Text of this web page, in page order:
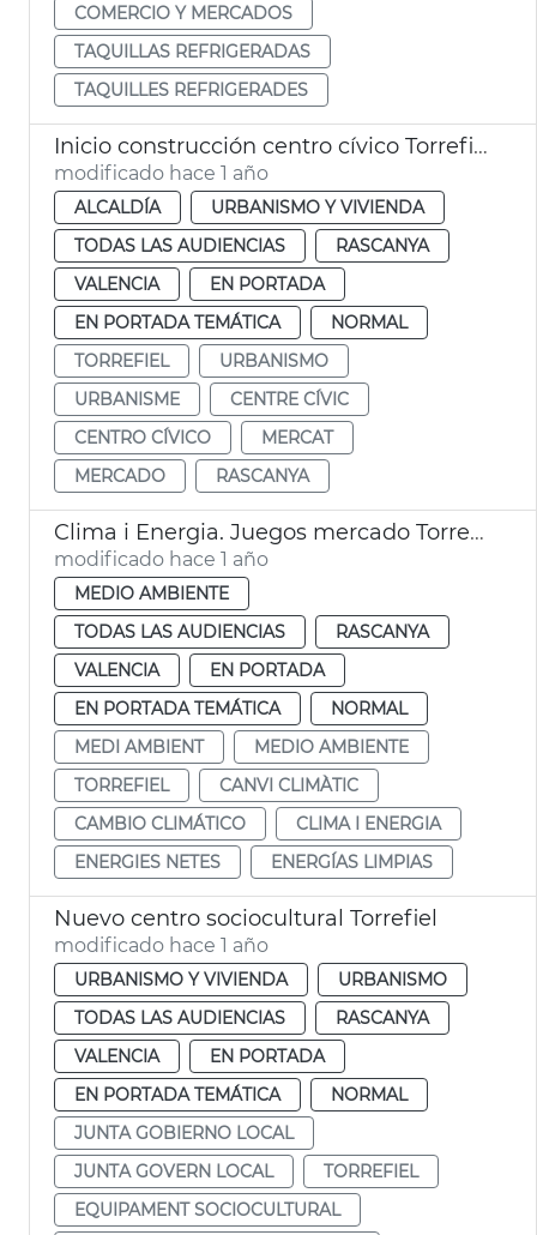
COMERCIO Y MERCADOS
TAQUILLAS REFRIGERADAS
TAQUILLES REFRIGERADES
Inicio construcción centro cívico Torrefiel de València
modificado hace 1 año
ALCALDÍA
URBANISMO Y VIVIENDA
TODAS LAS AUDIENCIAS
RASCANYA
VALENCIA
EN PORTADA
EN PORTADA TEMÁTICA
NORMAL
TORREFIEL
URBANISMO
URBANISME
CENTRE CÍVIC
CENTRO CÍVICO
MERCAT
MERCADO
RASCANYA
Clima i Energia. Juegos mercado Torrefiel
modificado hace 1 año
MEDIO AMBIENTE
TODAS LAS AUDIENCIAS
RASCANYA
VALENCIA
EN PORTADA
EN PORTADA TEMÁTICA
NORMAL
MEDI AMBIENT
MEDIO AMBIENTE
TORREFIEL
CANVI CLIMÀTIC
CAMBIO CLIMÁTICO
CLIMA I ENERGIA
ENERGIES NETES
ENERGÍAS LIMPIAS
Nuevo centro sociocultural Torrefiel
modificado hace 1 año
URBANISMO Y VIVIENDA
URBANISMO
TODAS LAS AUDIENCIAS
RASCANYA
VALENCIA
EN PORTADA
EN PORTADA TEMÁTICA
NORMAL
JUNTA GOBIERNO LOCAL
JUNTA GOVERN LOCAL
TORREFIEL
EQUIPAMENT SOCIOCULTURAL